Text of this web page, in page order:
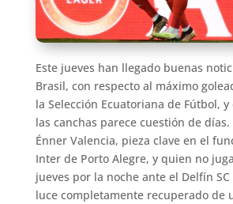
Este jueves han llegado buenas
Brasil, con respecto al máximo
la Selección Ecuatoriana de Fútbol, y
las canchas parece cuestión de días.
Énner Valencia, pieza clave en el
Inter de Porto Alegre, y quien no
jueves por la noche ante el Delfín
luce completamente recuperado de